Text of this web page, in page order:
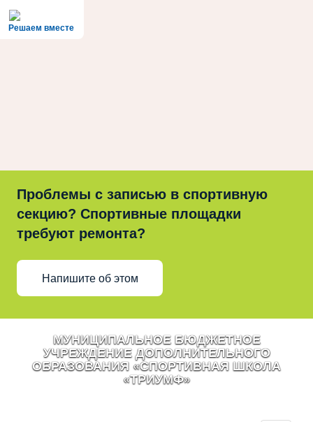
Решаем вместе
Проблемы с записью в спортивную
секцию? Спортивные площадки
требуют ремонта?
Напишите об этом
МУНИЦИПАЛЬНОЕ БЮДЖЕТНОЕ
УЧРЕЖДЕНИЕ ДОПОЛНИТЕЛЬНОГО
ОБРАЗОВАНИЯ «СПОРТИВНАЯ ШКОЛА
«ТРИУМФ»